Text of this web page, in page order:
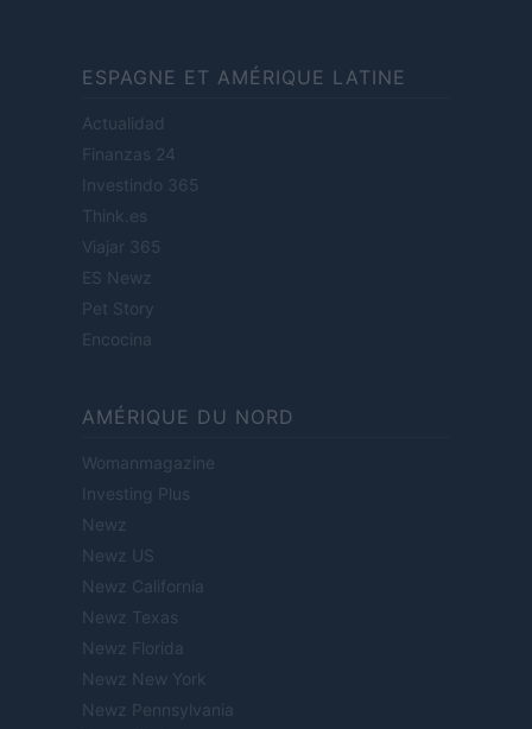
ESPAGNE ET AMÉRIQUE LATINE
Actualidad
Finanzas 24
Investindo 365
Think.es
Viajar 365
ES Newz
Pet Story
Encocina
AMÉRIQUE DU NORD
Womanmagazine
Investing Plus
Newz
Newz US
Newz California
Newz Texas
Newz Florida
Newz New York
Newz Pennsylvania